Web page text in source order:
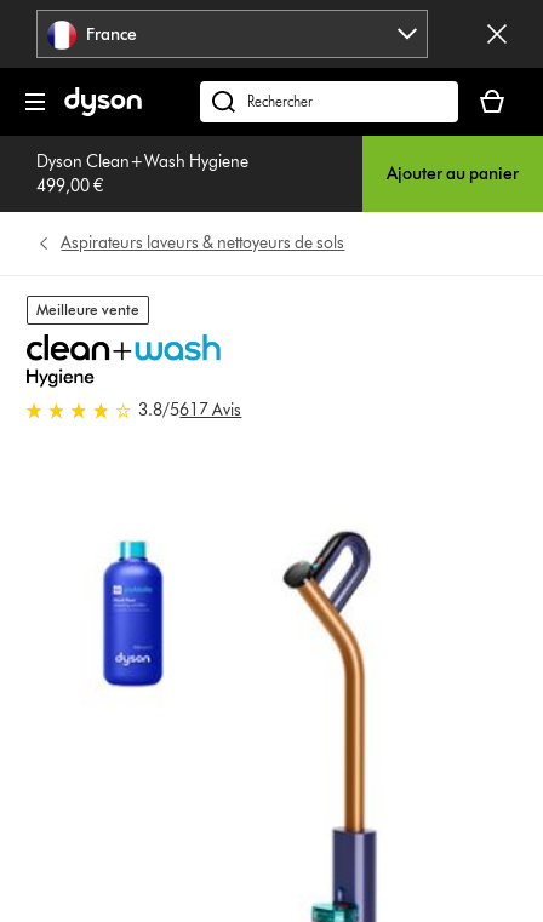
Sauter
pages
France
Rechercher
des
produits
panier
est
Dyson Clean+Wash Hygiene
499,00 €
Ajouter au panier
Aspirateurs laveurs & nettoyeurs de sols
Meilleure vente
3.8 stars out of 5 from 617
Avis
3.8/5617 Avis